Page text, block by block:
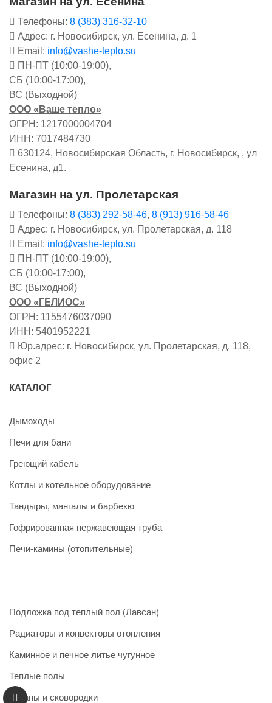
Телефоны: 8 (383) 316-32-10
Адрес: г. Новосибирск, ул. Есенина, д. 1
Email: info@vashe-teplo.su
ПН-ПТ (10:00-19:00),
СБ (10:00-17:00),
ВС (Выходной)
ООО «Ваше тепло»
ОГРН: 1217000004704
ИНН: 7017484730
630124, Новосибирская Область, г. Новосибирск, , ул
Есенина, д1.
Магазин на ул. Пролетарская
Телефоны: 8 (383) 292-58-46, 8 (913) 916-58-46
Адрес: г. Новосибирск, ул. Пролетарская, д. 118
Email: info@vashe-teplo.su
ПН-ПТ (10:00-19:00),
СБ (10:00-17:00),
ВС (Выходной)
ООО «ГЕЛИОС»
ОГРН: 1155476037090
ИНН: 5401952221
Юр.адрес: г. Новосибирск, ул. Пролетарская, д. 118,
офис 2
КАТАЛОГ
Дымоходы
Печи для бани
Греющий кабель
Котлы и котельное оборудование
Тандыры, мангалы и барбекю
Гофрированная нержавеющая труба
Печи-камины (отопительные)
Подложка под теплый пол (Лавсан)
Радиаторы и конвекторы отопления
Каминное и печное литье чугунное
Теплые полы
Казаны и сковородки